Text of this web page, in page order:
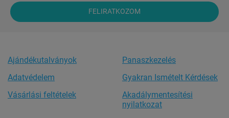
FELIRATKOZOM
Ajándékutalványok
Adatvédelem
Vásárlási feltételek
Panaszkezelés
Gyakran Ismételt Kérdések
Akadálymentesítési
nyilatkozat